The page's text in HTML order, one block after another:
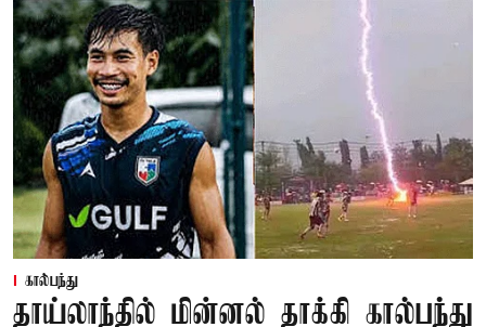
கால்பந்து
தாய்லாந்தில் மின்னல் தாக்கி கால்பந்து